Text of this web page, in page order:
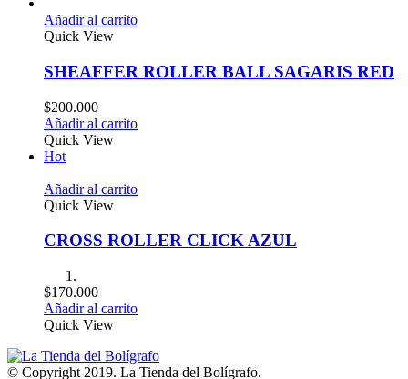
Añadir al carrito
Quick View
SHEAFFER ROLLER BALL SAGARIS RED
$200.000
Añadir al carrito
Quick View
Hot
Añadir al carrito
Quick View
CROSS ROLLER CLICK AZUL
$170.000
Añadir al carrito
Quick View
© Copyright 2019. La Tienda del Bolígrafo.